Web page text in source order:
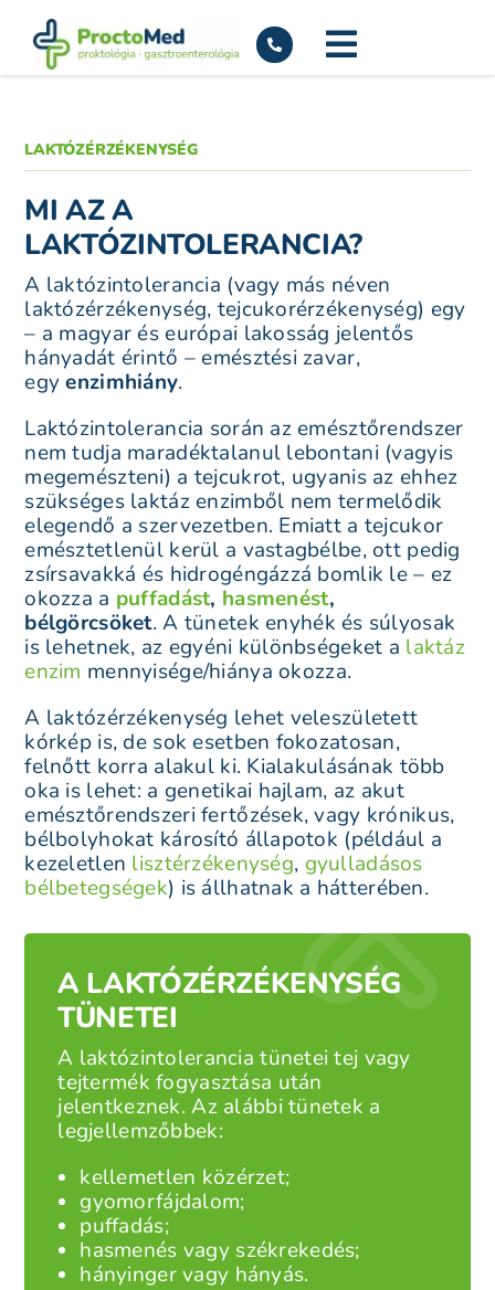
LAKTÓZÉRZÉKENYSÉG
MI AZ A
LAKTÓZINTOLERANCIA?
A laktózintolerancia (vagy más néven
laktózérzékenység, tejcukorérzékenység) egy
– a magyar és európai lakosság jelentős
hányadát érintő – emésztési zavar,
egyenzimhiány.
Laktózintolerancia során az emésztőrendszer
nem tudja maradéktalanul lebontani (vagyis
megemészteni) a tejcukrot, ugyanis az ehhez
szükséges laktáz enzimből nem termelődik
elegendő a szervezetben. Emiatt a tejcukor
emésztetlenül kerül a vastagbélbe, ott pedig
zsírsavakká és hidrogéngázzá bomlik le – ez
okozza a puffadást, hasmenést,
bélgörcsöket. A tünetek enyhék és súlyosak
is lehetnek, az egyéni különbségeket a laktáz
enzim mennyisége/hiánya okozza.
A laktózérzékenység lehet veleszületett
kórkép is, de sok esetben fokozatosan,
felnőtt korra alakul ki. Kialakulásának több
oka is lehet: a genetikai hajlam, az akut
emésztőrendszeri fertőzések, vagy krónikus,
bélbolyhokat károsító állapotok (például a
kezeletlen lisztérzékenység, gyulladásos
bélbetegségek) is állhatnak a hátterében.
A LAKTÓZÉRZÉKENYSÉG
TÜNETEI
A laktózintolerancia tünetei tej vagy
tejtermék fogyasztása után
jelentkeznek. Az alábbi tünetek a
legjellemzőbbek:
kellemetlen közérzet;
gyomorfájdalom;
puffadás;
hasmenés vagy székrekedés;
hányinger vagy hányás.